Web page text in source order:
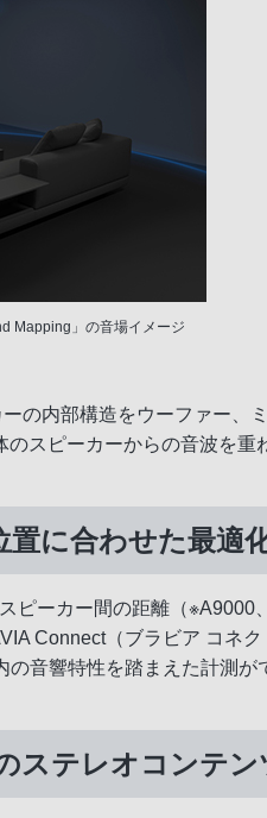
Mapping」の音場イメージ
の内部構造をウーファー
スピーカーからの音波を
に合わせた最適
ピーカー間の距離（
Connect（ブラビア コネ
音響特性を踏まえた計測
テレオコンテ